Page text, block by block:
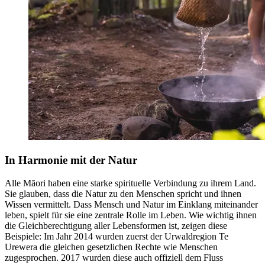
In Harmonie mit der Natur
Alle Māori haben eine starke spirituelle Verbindung zu ihrem Land.
Sie glauben, dass die Natur zu den Menschen spricht und ihnen
Wissen vermittelt. Dass Mensch und Natur im Einklang miteinander
leben, spielt für sie eine zentrale Rolle im Leben. Wie wichtig ihnen
die Gleichberechtigung aller Lebensformen ist, zeigen diese
Beispiele: Im Jahr 2014 wurden zuerst der Urwaldregion Te
Urewera die gleichen gesetzlichen Rechte wie Menschen
zugesprochen. 2017 wurden diese auch offiziell dem Fluss